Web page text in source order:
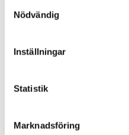
Nödvändig
Inställningar
Statistik
Marknadsföring
Lägg till i favoriter
Facebook
TwitterLinkedIn